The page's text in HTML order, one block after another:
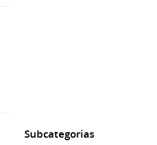
Subcategorias